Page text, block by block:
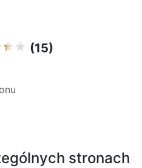
(15)
stronach